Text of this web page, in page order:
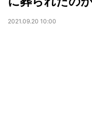
2021.09.20 10:00